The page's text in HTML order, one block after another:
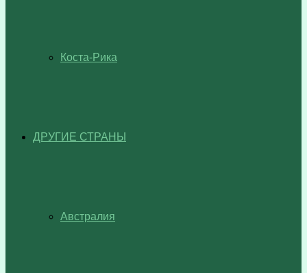
Коста-Рика
ДРУГИЕ СТРАНЫ
Австралия